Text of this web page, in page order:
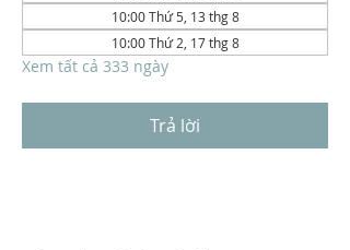
10:00 Thứ 5, 13 thg 8
10:00 Thứ 2, 17 thg 8
Xem tất cả 333 ngày
Trả lời